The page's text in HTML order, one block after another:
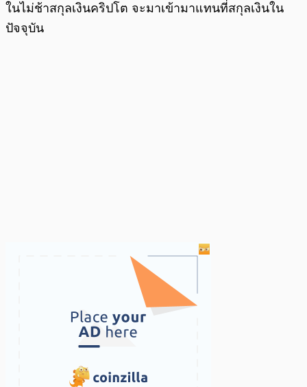
ในไม่ช้าสกุลเงินคริปโต จะมาเข้ามาแทนที่สกุลเงินใน
ปัจจุบัน